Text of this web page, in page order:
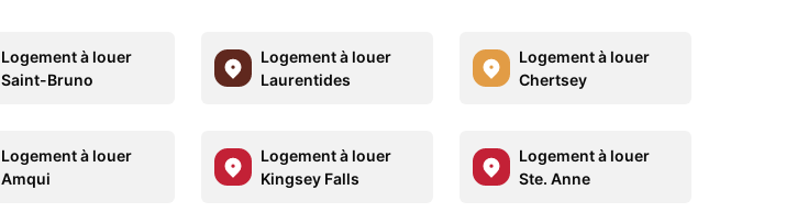
Logement à louer
Saint-Bruno
Logement à louer
Laurentides
Logement à louer
Chertsey
Logement à louer
Amqui
Logement à louer
Kingsey Falls
Logement à louer
Ste. Anne